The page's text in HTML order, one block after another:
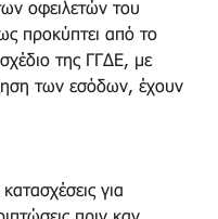
οφειλετών του
προκύπτει από το
σχέδιο της ΓΓΔΕ, με
των εσόδων, έχουν
για